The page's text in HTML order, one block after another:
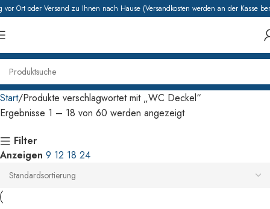
Ort oder Versand zu Ihnen nach Hause (Versandkosten werden an der Kasse
Start Produkte verschlagwortet mit „WC Deckel“
Ergebnisse 1 – 18 von 60 werden angezeigt
Filter
Anzeigen 9 12 18 24